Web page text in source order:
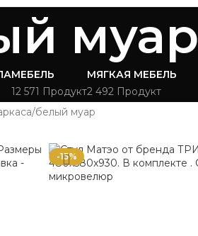
муар
МЕБЕЛЬ
12 571 Продукт
МЯГКАЯ МЕБЕЛЬ
2 492 Продукт
белый муар
-15%